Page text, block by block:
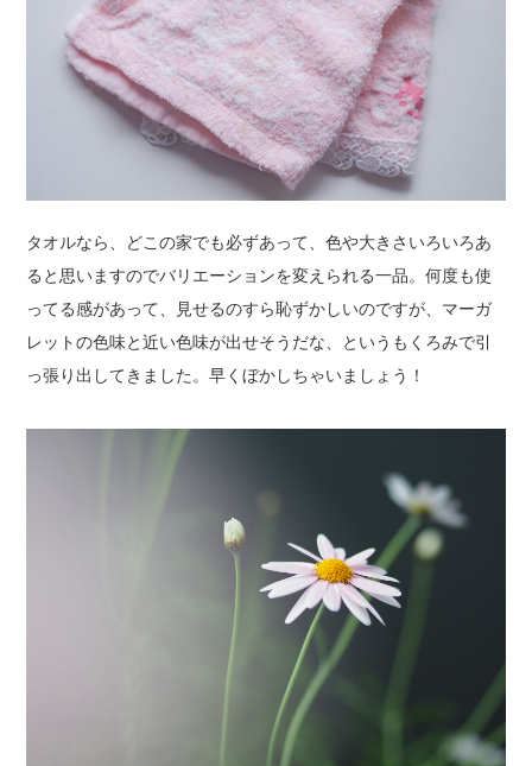
タオルなら、どこの家でも必ずあって、色や大きさいろいろあ
ると思いますのでバリエーションを変えられる一品。何度も使
ってる感があって、見せるのすら恥ずかしいのですが、マーガ
レットの色味と近い色味が出せそうだな、というもくろみで引
っ張り出してきました。早くぼかしちゃいましょう！